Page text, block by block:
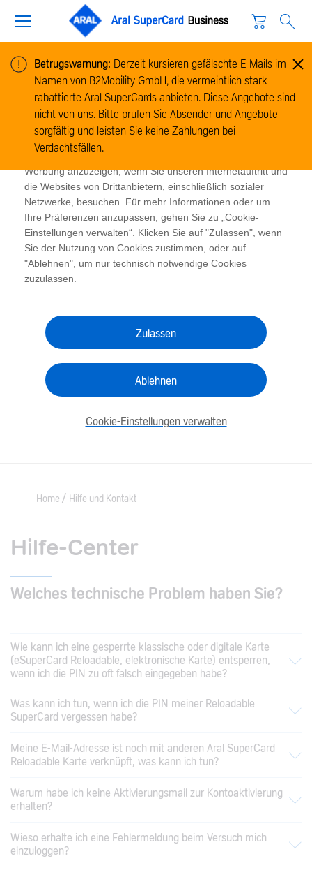
Cookie-Informationen
Wir verwenden Cookies, um Informationen zur Nutzung
unserer Website zu sammeln und zu analysieren und um
das Funktionieren der Website zu ermöglichen. Cookies
Werbung anzuzeigen, wenn Sie unseren Internetauftritt und
die Websites von Drittanbietern, einschließlich sozialer
Netzwerke, besuchen. Für mehr Informationen oder um
Ihre Präferenzen anzupassen, gehen Sie zu „Cookie-
Einstellungen verwalten“. Klicken Sie auf "Zulassen", wenn
Sie der Nutzung von Cookies zustimmen, oder auf
"Ablehnen", um nur technisch notwendige Cookies
zuzulassen.
Zulassen
Ablehnen
Cookie-Einstellungen verwalten
Betrugswarnung: Derzeit kursieren gefälschte E-Mails im
Namen von B2Mobility GmbH, die vermeintlich stark
rabattierte Aral SuperCards anbieten. Diese Angebote sind
nicht von uns. Bitte prüfen Sie Absender und Angebote
sorgfältig und leisten Sie keine Zahlungen bei
Verdachtsfällen.
Home Hilfe und Kontakt
Hilfe-Center
Welches technische Problem haben Sie?
Wie kann ich eine gesperrte klassische oder digitale Karte
(eSuperCard Reloadable, elektronische Karte) entsperren,
wenn ich die PIN zu oft falsch eingegeben habe?
Was kann ich tun, wenn ich die PIN meiner Reloadable
SuperCard vergessen habe?
Meine E-Mail-Adresse ist noch mit anderen Aral SuperCard
Reloadable Karte verknüpft, was kann ich tun?
Warum habe ich keine Aktivierungsmail zur Kontoaktivierung
erhalten?
Wieso erhalte ich eine Fehlermeldung beim Versuch mich
einzuloggen?